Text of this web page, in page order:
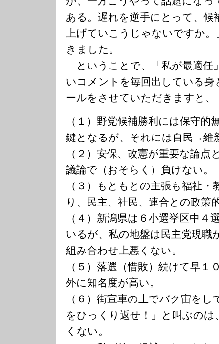
ある。遅れを逆手にとって、候
上げていこうじゃないですか
きました。
ということで、「私が最適任
いコメントを毎回出している身
ールをさせていただきますと、
（１）野党候補勝利には保守的
鍵となるが、それには自民→維
（２）安保、改憲が重要な論点
議論で（おそらく）負けない。
（３）もともとの主張も福祉
り、民主、社民、連合との政策
（４）新潟県は６小選挙区中４
いるが、私の地盤は民主党現職
組み合わせ上悪くない。
（５）落選（惜敗）続けて早１
外に知名度が高い。
（６）街宣車の上でバク宙をし
をひっくり返せ！」と叫ぶの
くない。